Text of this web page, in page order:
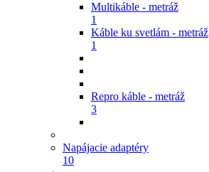
Multikáble - metráž
1
Káble ku svetlám - metráž
1
Repro káble - metráž
3
Napájacie adaptéry
10